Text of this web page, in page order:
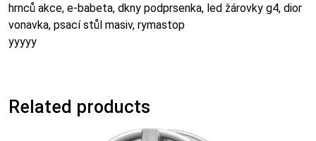
hrnců akce, e-babeta, dkny podprsenka, led žárovky g4, dior
vonavka, psací stůl masiv, rymastop
yyyyy
Related products